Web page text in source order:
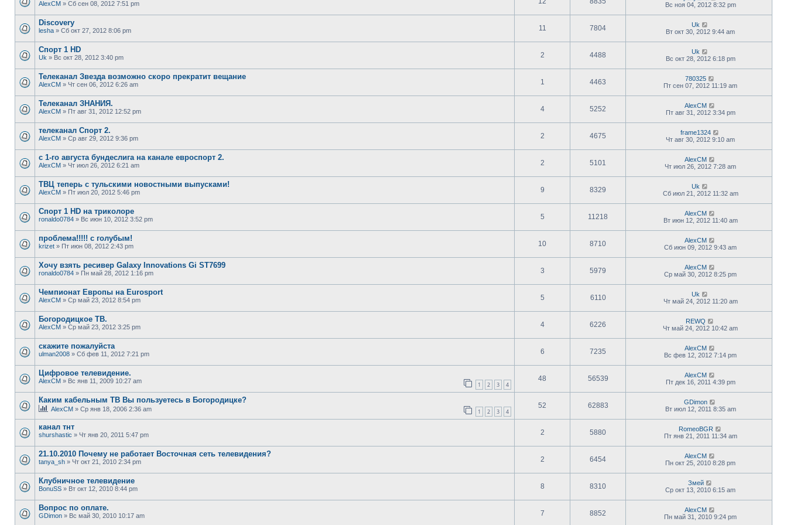
AlexCM » Сб сен 08, 2012 7:51 pm
Вс ноя 04, 2012 8:32 pm
Discovery
lesha » Сб окт 27, 2012 8:06 pm 11 7804
Uk
Вт окт 30, 2012 9:44 am
Спорт 1 HD
Uk » Вс окт 28, 2012 3:40 pm 2 4488
Uk
Вс окт 28, 2012 6:18 pm
Телеканал Звезда возможно скоро прекратит вещание
AlexCM » Чт сен 06, 2012 6:26 am 1 4463
780325
Пт сен 07, 2012 11:19 am
Телеканал ЗНАНИЯ.
AlexCM » Пт авг 31, 2012 12:52 pm 4 5252
AlexCM
Пт авг 31, 2012 3:34 pm
телеканал Спорт 2.
AlexCM » Ср авг 29, 2012 9:36 pm 2 4675
frame1324
Чт авг 30, 2012 9:10 am
с 1-го августа бундеслига на канале евроспорт 2.
AlexCM » Чт июл 26, 2012 6:21 am 2 5101
AlexCM
Чт июл 26, 2012 7:28 am
ТВЦ теперь с тульскими новостными выпусками!
AlexCM » Пт июл 20, 2012 5:46 pm 9 8329
Uk
Сб июл 21, 2012 11:32 am
Спорт 1 HD на триколоре
ronaldo0784 » Вс июн 10, 2012 3:52 pm 5 11218
AlexCM
Вт июн 12, 2012 11:40 am
проблема!!!!! с голубым!
krizet » Пт июн 08, 2012 2:43 pm 10 8710
AlexCM
Сб июн 09, 2012 9:43 am
Хочу взять ресивер Galaxy Innovations Gi ST7699
ronaldo0784 » Пн май 28, 2012 1:16 pm 3 5979
AlexCM
Ср май 30, 2012 8:25 pm
Чемпионат Европы на Eurosport
AlexCM » Ср май 23, 2012 8:54 pm 5 6110
Uk
Чт май 24, 2012 11:20 am
Богородицкое ТВ.
AlexCM » Ср май 23, 2012 3:25 pm 4 6226
REWQ
Чт май 24, 2012 10:42 am
скажите пожалуйста
ulman2008 » Сб фев 11, 2012 7:21 pm 6 7235
AlexCM
Вс фев 12, 2012 7:14 pm
Цифровое телевидение.
AlexCM » Вс янв 11, 2009 10:27 am 1 2 3 4
48 56539
AlexCM
Пт дек 16, 2011 4:39 pm
Каким кабельным ТВ Вы пользуетесь в Богородицке?
AlexCM » Ср янв 18, 2006 2:36 am 1 2 3 4
52 62883
GDimon
Вт июл 12, 2011 8:35 am
канал тнт
shurshastic » Чт янв 20, 2011 5:47 pm 2 5880
RomeoBGR
Пт янв 21, 2011 11:34 am
21.10.2010 Почему не работает Восточная сеть телевидения?
tanya_sh » Чт окт 21, 2010 2:34 pm 2 6454
AlexCM
Пн окт 25, 2010 8:28 pm
Клубничное телевидение
BonuSS » Вт окт 12, 2010 8:44 pm 8 8310
Змей
Ср окт 13, 2010 6:15 am
Вопрос по оплате.
GDimon » Вс май 30, 2010 10:17 am 7 8852
AlexCM
Пн май 31, 2010 9:24 pm